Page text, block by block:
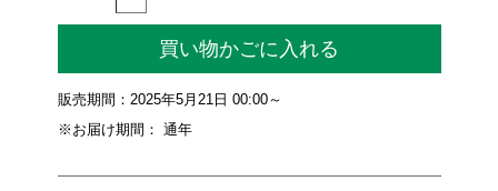
買い物かごに入れる
販売期間：2025年5月21日 00:00～
※お届け期間： 通年